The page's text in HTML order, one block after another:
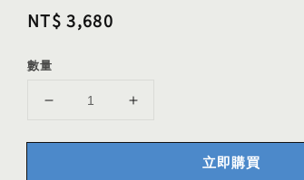
Regular
NT$ 3,680
數量
立即購買